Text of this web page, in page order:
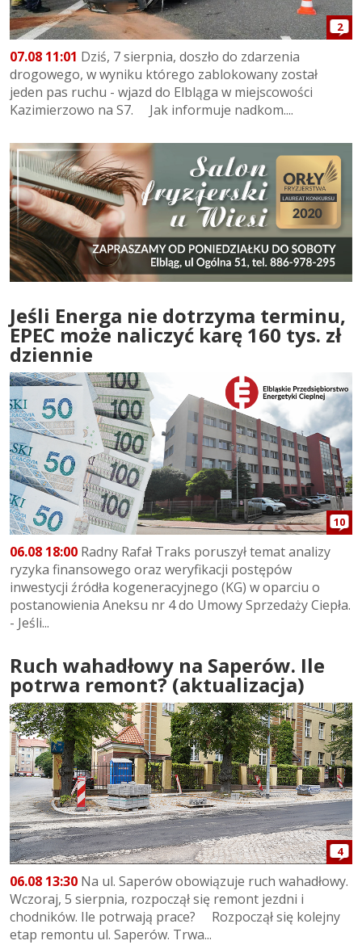
2
07.08 11:01 Dziś, 7 sierpnia, doszło do zdarzenia
drogowego, w wyniku którego zablokowany został
jeden pas ruchu - wjazd do Elbląga w miejscowości
Kazimierzowo na S7. Jak informuje nadkom....
Jeśli Energa nie dotrzyma terminu,
EPEC może naliczyć karę 160 tys. zł
dziennie
10
06.08 18:00 Radny Rafał Traks poruszył temat analizy
ryzyka finansowego oraz weryfikacji postępów
inwestycji źródła kogeneracyjnego (KG) w oparciu o
postanowienia Aneksu nr 4 do Umowy Sprzedaży Ciepła.
- Jeśli...
Ruch wahadłowy na Saperów. Ile
potrwa remont? (aktualizacja)
4
06.08 13:30 Na ul. Saperów obowiązuje ruch wahadłowy.
Wczoraj, 5 sierpnia, rozpoczął się remont jezdni i
chodników. Ile potrwają prace? Rozpoczął się kolejny
etap remontu ul. Saperów. Trwa...